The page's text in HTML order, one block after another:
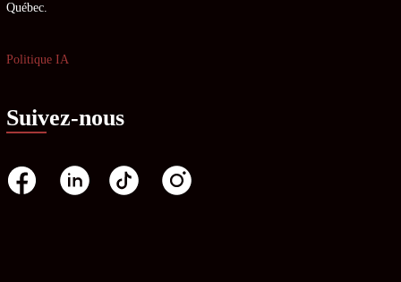
Québec.
Politique IA
Suivez-nous